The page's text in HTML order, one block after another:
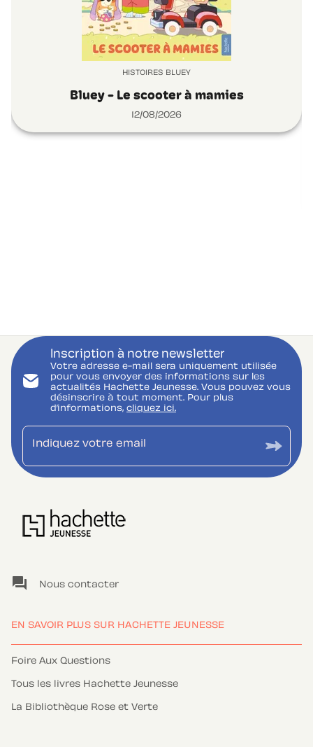
HISTOIRES BLUEY
Bluey - Le scooter à mamies
12/08/2026
Inscription à notre newsletter
Votre adresse e-mail sera uniquement utilisée
pour vous envoyer des informations sur les
actualités Hachette Jeunesse. Vous pouvez vous
désinscrire à tout moment. Pour plus
d’informations, cliquez ici.
Indiquez votre email
question_answer Nous contacter
EN SAVOIR PLUS SUR HACHETTE JEUNESSE
Foire Aux Questions
Tous les livres Hachette Jeunesse
La Bibliothèque Rose et Verte